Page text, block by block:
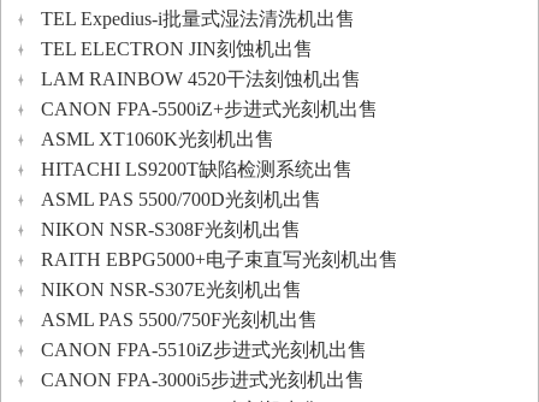
TEL Expedius-i批量式湿法清洗机出售
TEL ELECTRON JIN刻蚀机出售
LAM RAINBOW 4520干法刻蚀机出售
CANON FPA-5500iZ+步进式光刻机出售
ASML XT1060K光刻机出售
HITACHI LS9200T缺陷检测系统出售
ASML PAS 5500/700D光刻机出售
NIKON NSR-S308F光刻机出售
RAITH EBPG5000+电子束直写光刻机出售
NIKON NSR-S307E光刻机出售
ASML PAS 5500/750F光刻机出售
CANON FPA-5510iZ步进式光刻机出售
CANON FPA-3000i5步进式光刻机出售